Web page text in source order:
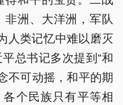
洲、大洋洲，军队
人类记忆中难以磨灭
总书记多次提到“和
不可动摇，和平的期
各个民族只有平等相